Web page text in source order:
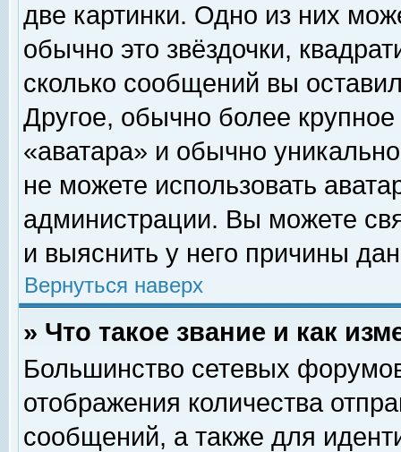
две картинки. Одно из них
обычно это звёздочки,
сколько сообщений вы
Другое, обычно более
«аватара» и обычно
не можете использовать
администрации. Вы можете
и выяснить у него причины
Вернуться наверх
» Что такое звание и как
Большинство сетевых
отображения количества
сообщений, а также для